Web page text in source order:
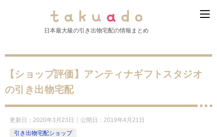
日本最大級の引き出物宅配の情報まとめ
【ショップ評価】アンティナギフトスタジオ
の引き出物宅配
更新日： 2020年3月23日 公開日： 2019年4月21日
引き出物宅配ショップ